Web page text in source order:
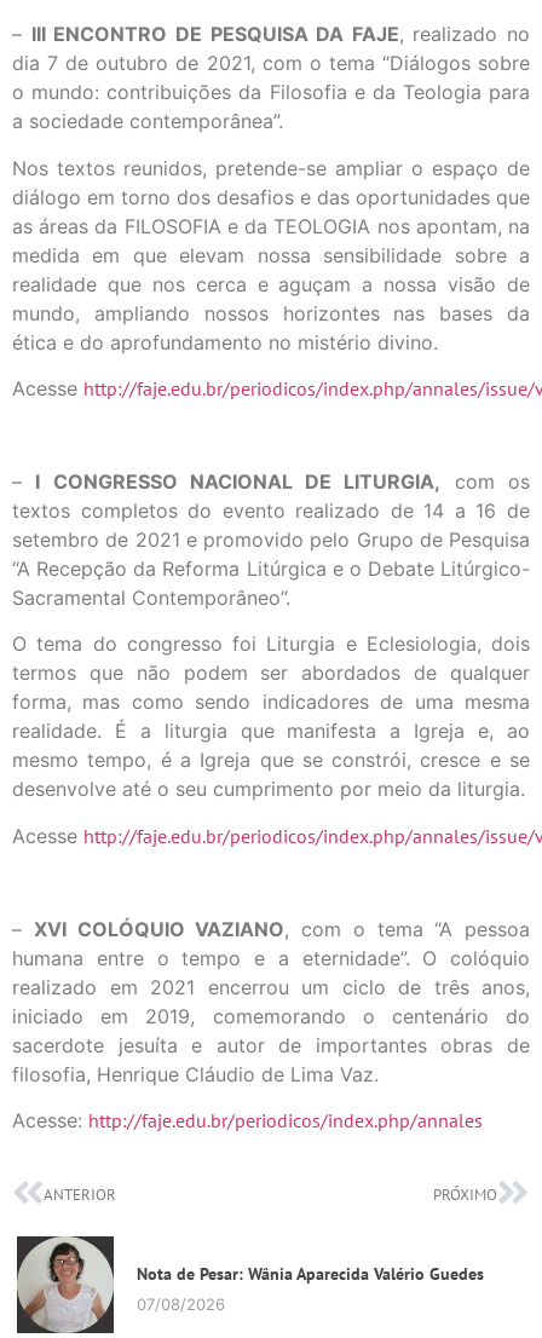
– III ENCONTRO DE PESQUISA DA FAJE, realizado no
dia 7 de outubro de 2021, com o tema “Diálogos sobre
o mundo: contribuições da Filosofia e da Teologia para
a sociedade contemporânea”.
Nos textos reunidos, pretende-se ampliar o espaço de
diálogo em torno dos desafios e das oportunidades que
as áreas da FILOSOFIA e da TEOLOGIA nos apontam, na
medida em que elevam nossa sensibilidade sobre a
realidade que nos cerca e aguçam a nossa visão de
mundo, ampliando nossos horizontes nas bases da
ética e do aprofundamento no mistério divino.
Acesse http://faje.edu.br/periodicos/index.php/annales/
– I CONGRESSO NACIONAL DE LITURGIA, com os
textos completos do evento realizado de 14 a 16 de
setembro de 2021 e promovido pelo Grupo de Pesquisa
“A Recepção da Reforma Litúrgica e o Debate Litúrgico-
Sacramental Contemporâneo”.
O tema do congresso foi Liturgia e Eclesiologia, dois
termos que não podem ser abordados de qualquer
forma, mas como sendo indicadores de uma mesma
realidade. É a liturgia que manifesta a Igreja e, ao
mesmo tempo, é a Igreja que se constrói, cresce e se
desenvolve até o seu cumprimento por meio da liturgia.
Acesse http://faje.edu.br/periodicos/index.php/annales/
– XVI COLÓQUIO VAZIANO, com o tema “A pessoa
humana entre o tempo e a eternidade”. O colóquio
realizado em 2021 encerrou um ciclo de três anos,
iniciado em 2019, comemorando o centenário do
sacerdote jesuíta e autor de importantes obras de
filosofia, Henrique Cláudio de Lima Vaz.
Acesse: http://faje.edu.br/periodicos/index.php/annales
ANTERIOR PRÓXIMO
Nota de Pesar: Wânia Aparecida Valério Guedes
07/08/2026